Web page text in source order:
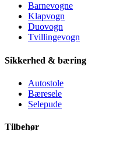
Barnevogne
Klapvogn
Duovogn
Tvillingevogn
Sikkerhed & bæring
Autostole
Bæresele
Selepude
Tilbehør